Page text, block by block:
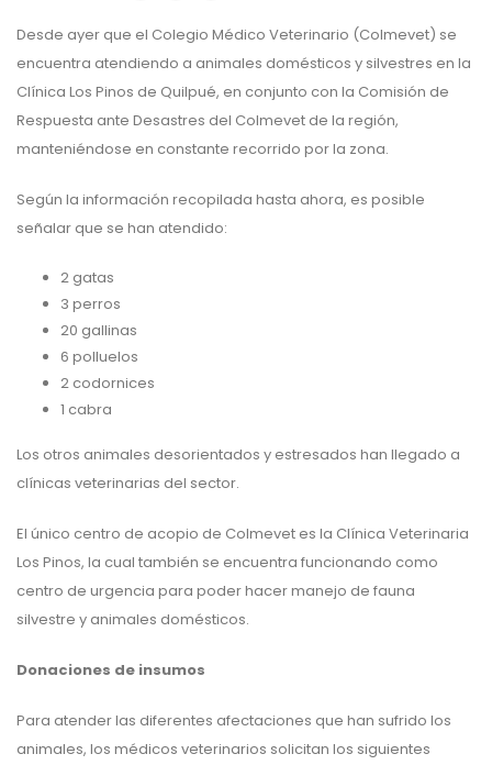
Desde ayer que el Colegio Médico Veterinario (Colmevet) se
encuentra atendiendo a animales domésticos y silvestres en la
Clínica Los Pinos de Quilpué, en conjunto con la Comisión de
Respuesta ante Desastres del Colmevet de la región,
manteniéndose en constante recorrido por la zona.
Según la información recopilada hasta ahora, es posible
señalar que se han atendido:
2 gatas
3 perros
20 gallinas
6 polluelos
2 codornices
1 cabra
Los otros animales desorientados y estresados han llegado a
clínicas veterinarias del sector.
El único centro de acopio de Colmevet es la Clínica Veterinaria
Los Pinos, la cual también se encuentra funcionando como
centro de urgencia para poder hacer manejo de fauna
silvestre y animales domésticos.
Donaciones de insumos
Para atender las diferentes afectaciones que han sufrido los
animales, los médicos veterinarios solicitan los siguientes